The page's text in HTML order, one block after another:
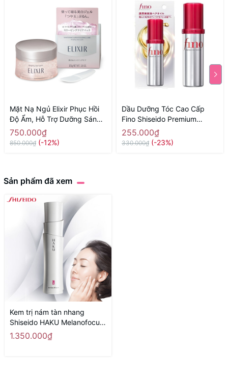
Mặt Nạ Ngủ Elixir Phục Hồi
Độ Ẩm, Hỗ Trợ Dưỡng Sáng
Da 105g - Hàng Nhật nội địa
750.000₫
850.000₫ (-12%)
Dầu Dưỡng Tóc Cao Cấp
Fino Shiseido Premium
Touch Cải Thiện Tóc Hư Tổn
70ml - Hàng Nhật nội địa
255.000₫
330.000₫ (-23%)
Sản phẩm đã xem
Kem trị nám tàn nhang
Shiseido HAKU Melanofocus
CR 45g - Hàng Nhật nội địa
1.350.000₫